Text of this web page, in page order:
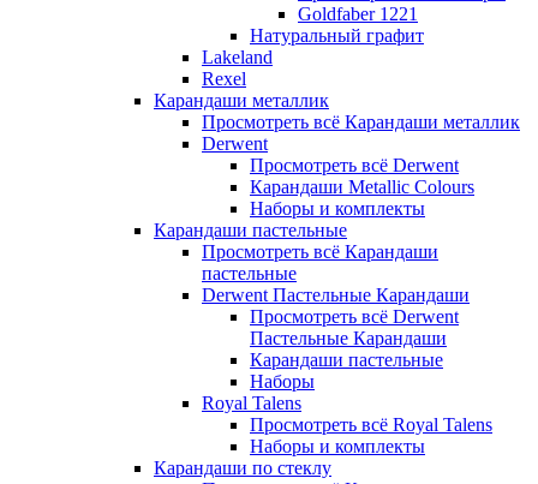
Goldfaber 1221
Натуральный графит
Lakeland
Rexel
Карандаши металлик
Просмотреть всё Карандаши металлик
Derwent
Просмотреть всё Derwent
Карандаши Metallic Colours
Наборы и комплекты
Карандаши пастельные
Просмотреть всё Карандаши
пастельные
Derwent Пастельные Карандаши
Просмотреть всё Derwent
Пастельные Карандаши
Карандаши пастельные
Наборы
Royal Talens
Просмотреть всё Royal Talens
Наборы и комплекты
Карандаши по стеклу